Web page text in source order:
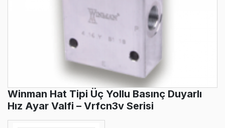
Winman Hat Tipi Üç Yollu Basınç Duyarlı
Hız Ayar Valfi – Vrfcn3v Serisi